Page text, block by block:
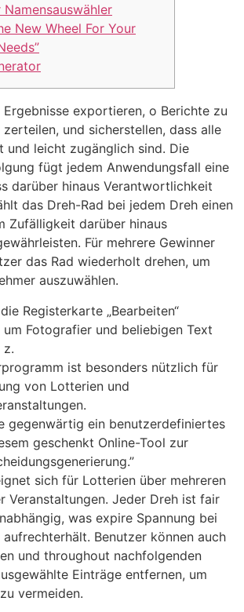
New Wheel For Your
Ergebnisse exportieren, o Berichte zu
und sicherstellen, dass alle
und leicht zugänglich sind. Die
fügt jedem Anwendungsfall eine
darüber hinaus Verantwortlichkeit
das Dreh-Rad bei jedem Dreh einen
Zufälligkeit darüber hinaus
Für mehrere Gewinner
das Rad wiederholt drehen, um
auszuwählen.
Registerkarte „Bearbeiten“
um Fotografier und beliebigen Text
z.
ist besonders nützlich für
von Lotterien und
gegenwärtig ein benutzerdefiniertes
geschenkt Online-Tool zur
sich für Lotterien über mehreren
Veranstaltungen. Jeder Dreh ist fair
was expire Spannung bei
Benutzer können auch
und throughout nachfolgenden
Einträge entfernen, um
vermeiden.